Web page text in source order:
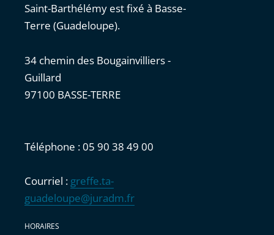
Saint-Barthélémy est fixé à Basse-
Terre (Guadeloupe).
34 chemin des Bougainvilliers -
Guillard
97100 BASSE-TERRE
Téléphone : 05 90 38 49 00
Courriel : greffe.ta-
guadeloupe@juradm.fr
HORAIRES